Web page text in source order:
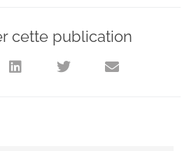
cette publication